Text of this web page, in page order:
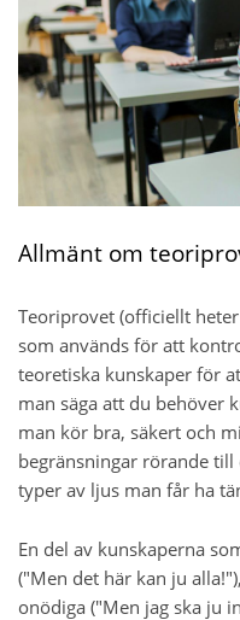
Allmänt om
Teoriprovet (officiellt
som används för att
teoretiska kunskaper för
man säga att du behöver
man kör bra, säkert och
begränsningar rörande
typer av ljus man får ha
En del av kunskaperna
("Men det här kan ju
onödiga ("Men jag ska ju